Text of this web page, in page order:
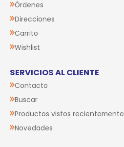
Órdenes
Direcciones
Carrito
Wishlist
SERVICIOS AL CLIENTE
Contacto
Buscar
Productos vistos recientemente
Novedades